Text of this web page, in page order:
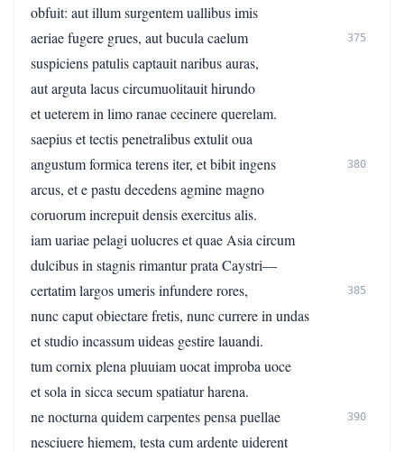
obfuit: aut illum surgentem uallibus imis
aeriae fugere grues, aut bucula caelum
375
suspiciens patulis captauit naribus auras,
aut arguta lacus circumuolitauit hirundo
et ueterem in limo ranae cecinere querelam.
saepius et tectis penetralibus extulit oua
angustum formica terens iter, et bibit ingens
380
arcus, et e pastu decedens agmine magno
coruorum increpuit densis exercitus alis.
iam uariae pelagi uolucres et quae Asia circum
dulcibus in stagnis rimantur prata Caystri—
certatim largos umeris infundere rores,
385
nunc caput obiectare fretis, nunc currere in undas
et studio incassum uideas gestire lauandi.
tum cornix plena pluuiam uocat improba uoce
et sola in sicca secum spatiatur harena.
ne nocturna quidem carpentes pensa puellae
390
nesciuere hiemem, testa cum ardente uiderent